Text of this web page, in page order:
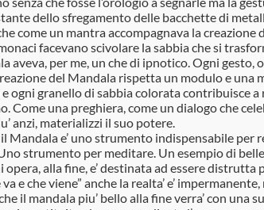
dello sfregamento delle bacchette di
come un mantra accompagnava la creazione
facevano scivolare la sabbia che si
aveva, per me, un che di ipnotico. Ogni gesto,
del Mandala rispetta un modulo e una
ogni granello di sabbia colorata contribuisce a
Come una preghiera, come un dialogo che
anzi, materializzi il suo potere.
Mandala e’ uno strumento indispensabile per
strumento per meditare. Un esempio di
opera, alla fine, e’ destinata ad essere distrutta
va e che viene” anche la realta’ e’
il mandala piu’ bello alla fine verra’ con una